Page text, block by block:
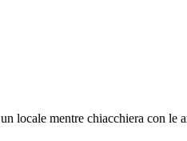
mentre chiacchiera con le